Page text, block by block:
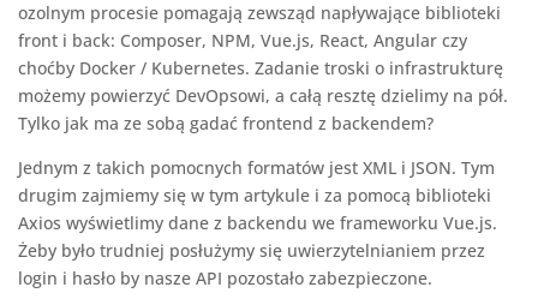
ozolnym procesie pomagają zewsząd napływające biblioteki
front i back: Composer, NPM, Vue.js, React, Angular czy
choćby Docker / Kubernetes. Zadanie troski o infrastrukturę
możemy powierzyć DevOpsowi, a całą resztę dzielimy na pół.
Tylko jak ma ze sobą gadać frontend z backendem?
Jednym z takich pomocnych formatów jest XML i JSON. Tym
drugim zajmiemy się w tym artykule i za pomocą biblioteki
Axios wyświetlimy dane z backendu we frameworku Vue.js.
Żeby było trudniej posłużymy się uwierzytelnianiem przez
login i hasło by nasze API pozostało zabezpieczone.